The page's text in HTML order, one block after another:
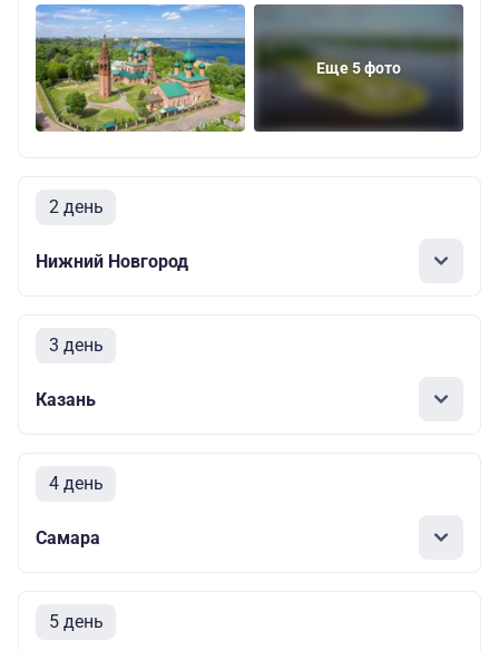
Еще 5 фото
2 день
Нижний Новгород
3 день
Казань
4 день
Самара
5 день